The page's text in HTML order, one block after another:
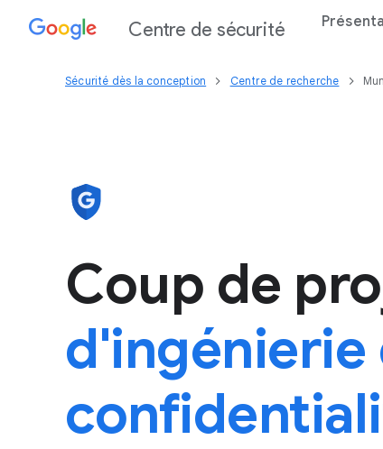
Centre de sécurité
Sécurité dès la conception Centre de recherche
Coup de
d'ingénierie